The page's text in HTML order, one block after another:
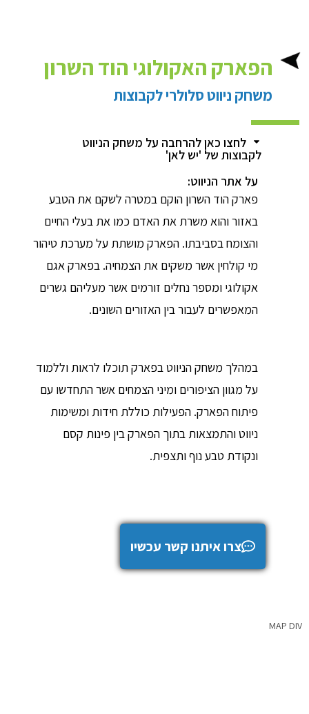
הפארק האקולוגי הוד השרון
משחק ניווט סלולרי לקבוצות
לחצו כאן להרחבה על משחק הניווט
לקבוצות של 'יש לאן'
על אתר הניווט:
פארק הוד השרון הוקם במטרה לשקם את הטבע
באזור והוא משרת את האדם כמו את בעלי החיים
והצומח בסביבתו. הפארק מושתת על מערכת טיהור
מי קולחין אשר משקים את הצמחיה. בפארק אגם
אקולוגי ומספר נחלים זורמים אשר מעליהם גשרים
המאפשרים לעבור בין האזורים השונים.
במהלך משחק הניווט בפארק תוכלו לראות וללמוד
על מגוון הציפורים ומיני הצמחים אשר התחדשו עם
פיתוח הפארק. הפעילות כוללת חידות ומשימות
ניווט והתמצאות בתוך הפארק בין פינות קסם
ונקודת טבע נוף ותצפית.
צרו איתנו קשר עכשיו
MAP DIV